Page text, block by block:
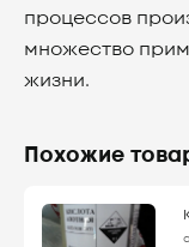
процессов
множество
жизни.
Похожие